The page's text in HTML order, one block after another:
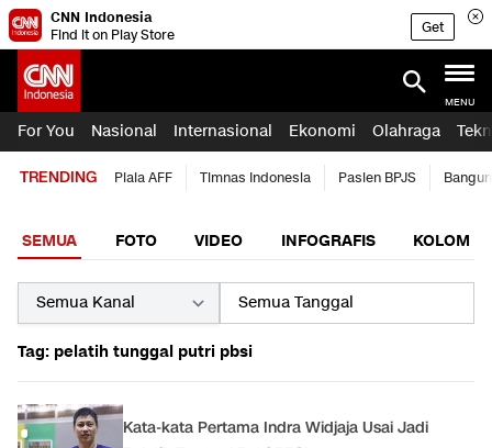
CNN Indonesia
Find it on Play Store
Get
MENU
For You Nasional Internasional Ekonomi Olahraga
TRENDING Piala AFF Timnas Indonesia Pasien BPJS
SEMUA FOTO VIDEO INFOGRAFIS KOLOM
Tag: pelatih tunggal putri pbsi
Kata-kata Pertama Indra Widjaja Usai Jadi